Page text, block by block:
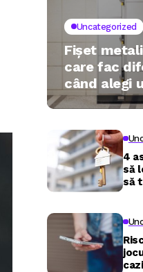
Uncategorized
Fișet
care fac
când alegi
4
să
să